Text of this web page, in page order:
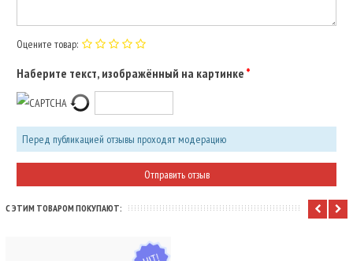
Оцените товар:
Наберите текст, изображённый на картинке
Перед публикацией отзывы проходят модерацию
С ЭТИМ ТОВАРОМ ПОКУПАЮТ:
HIT